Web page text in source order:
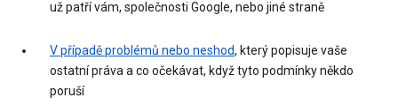
už patří vám, společnosti Google, nebo jiné straně
V případě problémů nebo neshod, který popisuje vaše
ostatní práva a co očekávat, když tyto podmínky někdo
poruší